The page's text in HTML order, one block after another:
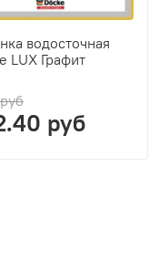
водосточная
LUX Графит
руб